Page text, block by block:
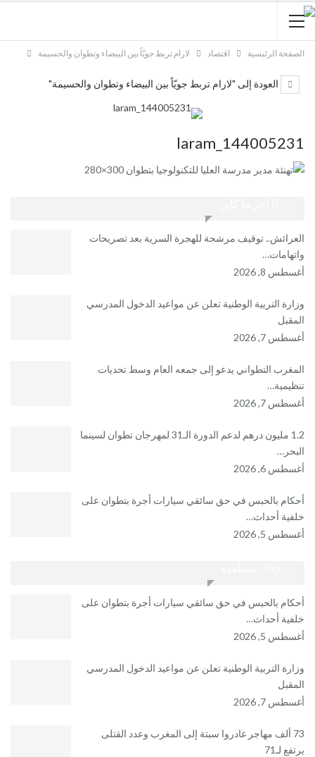
الصفحة الرئيسية اقتصاد لارام تربط جويّاً بين البيضاء وتطوان والحسيمة
العودة إلى "لارام تربط جويّاً بين البيضاء وتطوان والحسيمة"
laram_144005231
العرائش.. توقيف مرشحة للهجرة السرية بعد تصريحات
واتهامات…
أغسطس 8, 2026
وزارة التربية الوطنية تعلن عن مواعيد الدخول المدرسي
المقبل
أغسطس 7, 2026
المغرب التطواني يدعو إلى جمعه العام وسط تحديات
تنظيمية…
أغسطس 7, 2026
1.2 مليون درهم لدعم الدورة الـ31 لمهرجان تطوان لسينما
البحر…
أغسطس 6, 2026
أحكام بالحبس في حق سائقي سيارات أجرة بتطوان على
خلفية أحداث…
أغسطس 5, 2026
أحكام بالحبس في حق سائقي سيارات أجرة بتطوان على
خلفية أحداث…
أغسطس 5, 2026
وزارة التربية الوطنية تعلن عن مواعيد الدخول المدرسي
المقبل
أغسطس 7, 2026
73 ألف مهاجر غادروا سبتة إلى المغرب وعدد القتلى
يرتفع لـ71